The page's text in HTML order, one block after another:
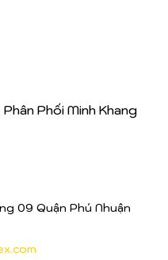
Phối Minh Khang
09 Quận Phú Nhuận